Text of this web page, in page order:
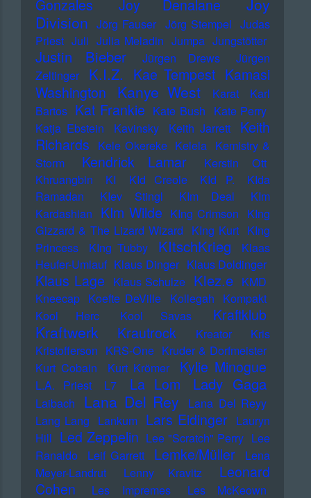
Gonzales
Joy Denalane
Joy
Division Jörg Fauser Jörg Stempel Judas
Priest Juli Julia Meladin Jumpa Jungstötter
Justin Bieber Jürgen Drews
Jürgen
Zeltinger
K.I.Z. Kae Tempest Kamasi
Washington
Kanye West Karat
Karl
Bartos Kat Frankie Kate Bush Kate Perry
Katja Ebstein
Kavinsky Keith Jarrett
Keith
Richards Kele Okereke Kelela Kemistry &
Storm
Kendrick Lamar
Kerstin Ott
Khruangbin
KI KId Creole KId P.
KIda
Ramadan
KIev Stingl KIm Deal
KIm
Kardashian KIm Wilde KIng Crimson KIng
Gizzard & The Lizard Wizard KIng Kurt KIng
Princess
KIng Tubby KItschKrieg
Klaas
Heufer-Umlauf Klaus Dinger Klaus Doldinger
Klaus Lage Klaus Schulze Klez.e KMD
Kneecap Koefte DeVille Kollegah Kompakt
Kool Herc
Kool Savas Kraftklub
Kraftwerk Krautrock Kreator
Kris
Kristofferson KRS-One Kruder & Dorfmeister
Kurt Cobain
Kurt Krömer Kylie Minogue
L.A. Priest L7 La Lom Lady Gaga
Laibach Lana Del Rey
Lana Del Reyy
Lang Lang Lankum Lars Eidinger Lauryn
Hill Led Zeppelin Lee "Scratch" Perry Lee
Ranaldo
Leif Garrett Lemke/Müller
Lena
Meyer-Landrut
Lenny Kravitz
Leonard
Cohen
Les Impremes Les McKeown